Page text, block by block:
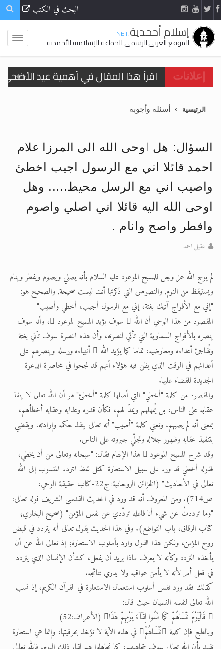
البحث في الكتب
إسلام أحمدية.NET
الموقع العربي الرسمي للجماعة الإسلامية الأحمدية
إعلانات
اقرأ هذا المقال في أهمية عيد
تعميم هامّ لأفراد الجماعة >> المزيد
تعميم هامّ لأفراد الجماعة >> المزيد
اقرأ هذا الكتاب وتعرّف على حقيقة
الرئيسية أسئلة وأجوبة
السؤال: هل اوحى الله الى المرزا غلام
احمد قائلا اني مع الرسول اجيب اخطئ
واصيب اني مع الرسل محيط..... وهل
اوحى الله اليه قائلا اني اصلي واصوم
وافطر واصح وانام .
عقيل احمد
لم يوحِ الله عز وجل للمسيح الموعود عليه السلام بأنه يصلي ويصوم ويفطر وينام
ويستيقظ من النوم, والنصوص التي ذكرتها أنت ليست صحيحة, والصحيح هو:
"إني مع الأفواج آتيك بغتة، إني مع الرسول أجيب، أخطي وأصيب"
المقصود من هذا الوحي أن الله  سوف يؤيد المسيح الموعود ، وأنه سوف
ينصره بالأفواج السماوية التي تأتي لنصرته، وأن هذه النصرة سوف تأتي بغتة
وتُفاجئ أعداءه ومعارضيه، تماما كما يؤيد الله  أنبياءه ورسله وينصرهم على
أعدائهم في الوقت الذي يظن فيه هؤلاء أنهم قد نجحوا في محاصرة الدعوة
الجديدة للقضاء عليها.
والمقصود من كلمة "أخطي" التي أصلها كلمة "أخطئ" هو أن الله تعالى لا ينفذ
عقابه على الناس، بل يُمهلهم ويمدّ لهم، فكأن قدره وعذابه وعقابه أخطأهم،
بمعنى أنه لم يصبهم. وتعني كلمة "أصيب" أنه تعالى ينفذ حكمه وإرادته، ويقضي
بتنفيذ عقابه وظهور جلاله وتجلّي جبروته على الناس.
وقد شرح المسيح الموعود  هذا الإلهام فقال: "سبحانه وتعالى من أن يخطي،
فقوله أخطي قد ورد على سبيل الاستعارة كمثل لفظ التردد المنسوب إلى الله
تعالى في الأحاديث" (الخزائن الروحانية: ج22-كتاب حقيقة الوحي،
ص714). ومن المعروف أنه قد ورد في الحديث القدسي الشريف قوله تعالى:
"وما ترددتُ عن شيء أنا فاعله تردّدي عن نفس المؤمن" (صحيح البخاري؛
كتاب الرقاق، باب التواضع). وفي هذا الحديث يقول تعالى أنه يتردد في قبض
روح المؤمن، ولكن هذا القول وارد بأسلوب الاستعارة؛ إذ تعالى الله عن أن
يأخذه التردد وكأنه لا يعرف ماذا يريد أن يفعل، كشأن الإنسان الذي يتردد
في فعل أمر لأنه لا يأمن عواقبه ولا يدري نتائجه.
كذلك فقد ورد نفس أسلوب استعمال الاستعارة في القرآن الكريم، إذ نسب
الله تعالى لنفسه النسيان حيث قال:
 فَالْيَوْمَ نَنْسَاهُمْ كَمَا نَسُوا لِقَآءَ يَوْمِهِمْ هَذَا (الأعراف:52)
وبالطبع فإن كلمة نَنْسَاهُمْ في هذه الآية لا تؤخذ بحرفيتها، وإنما هي استعارة